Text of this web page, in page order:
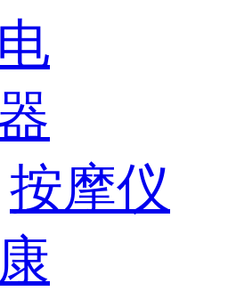
按摩仪